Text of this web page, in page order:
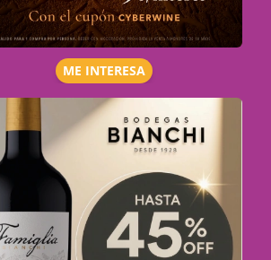
ME INTERESA